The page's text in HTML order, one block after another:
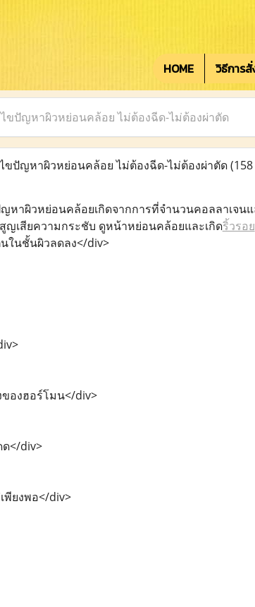
HOME วิธีการ
ขปัญหาผิวหย่อนคล้อย ไม่ต้องฉีด-ไม่ต้องผ่าตัด
ขปัญหาผิวหย่อนคล้อย ไม่ต้องฉีด-ไม่ต้องผ่าตัด
หาผิวหย่อนคล้อยเกิดจากการที่จำนวนคอลลาเจน
ญเสียความกระชับ ดูหน้าหย่อนคล้อยและเกิดริ้วรอย
ในชั้นผิวลดลง</div>
ของฮอร์โมน</div>
ด</div>
พียงพอ</div>